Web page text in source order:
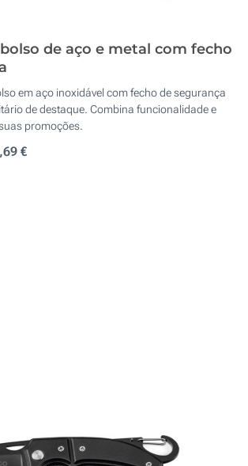
de aço e metal com fecho
em aço inoxidável com fecho de segurança
de destaque. Combina funcionalidade e
promoções.
€